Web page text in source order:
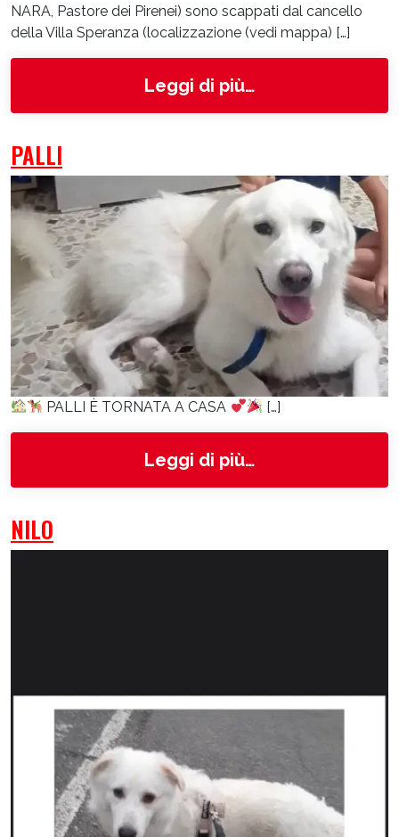
NARA, Pastore dei Pirenei) sono scappati dal cancello
della Villa Speranza (localizzazione (vedi mappa) […]
Leggi di più…from Cabo
PALLI
PALLI È TORNATA A CASA […]
Leggi di più…from Palli
NILO